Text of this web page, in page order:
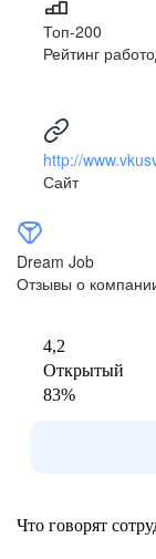
Ижевск
Курск
Топ-200
Рейтинг
http://
Сайт
Dream Job
Отзывы о
4,2
Открытый
83%
Что говорят